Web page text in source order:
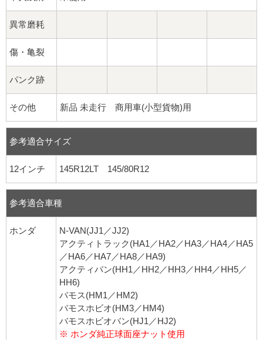
異常磨耗
傷・亀裂
パンク跡
その他 新品 未走行 商用車(小型貨物)用
参考適合サイズ
12インチ 145R12LT 145/80R12
参考適合車種
ホンダ
N-VAN(JJ1／JJ2)
アクティトラック(HA1／HA2／HA3／HA4／HA5
／HA6／HA7／HA8／HA9)
アクティバン(HH1／HH2／HH3／HH4／HH5／
HH6)
バモス(HM1／HM2)
バモスホビオ(HM3／HM4)
バモスホビオバン(HJ1／HJ2)
※ ホンダ純正球面座ナット使用